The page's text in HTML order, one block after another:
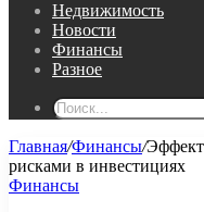
Недвижимость
Новости
Финансы
Разное
Главная/Финансы/
рисками в инвестициях
Финансы